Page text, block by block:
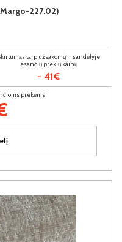
227.02)
tarp užsakomų ir sandėlyje
esančių prekių kainų
- 41€
prekėms